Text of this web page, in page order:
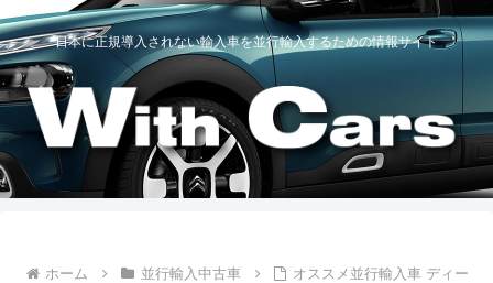
日本に正規導入されない輸入車を並行輸入するための情報サイト
ホーム 並行輸入中古車
オススメ並行輸入車 ディー